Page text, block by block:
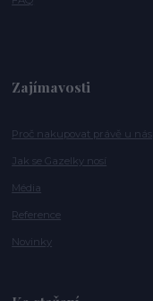
Zajímavosti
Proč nakupovat právě u nás
Jak se Gazelky nosí
Média
Reference
Novinky